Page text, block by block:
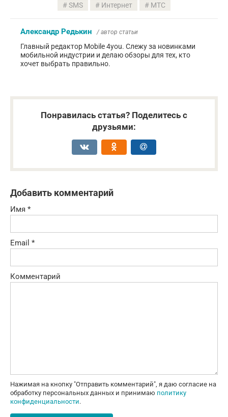
SMS Интернет МТС
Александр Редькин / автор статьи
Главный редактор Mobile 4you. Слежу за новинками
мобильной индустрии и делаю обзоры для тех, кто
хочет выбрать правильно.
Понравилась статья? Поделитесь с
друзьями:
Добавить комментарий
Имя *
Email *
Комментарий
Нажимая на кнопку "Отправить комментарий", я даю согласие на
обработку персональных данных и принимаю политику
конфиденциальности.